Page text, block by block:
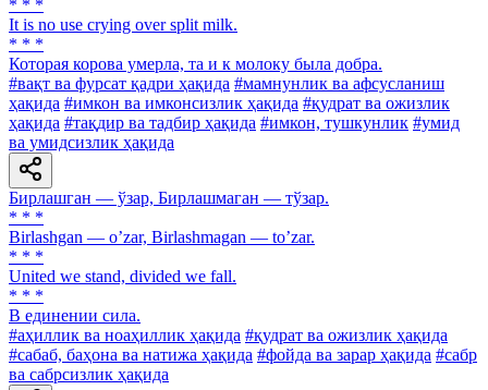
* * *
It is no use сrying over split milk.
* * *
Которая корова умерла, та и к молоку была добра.
#вақт ва фурсат қадри ҳақида #мамнунлик ва афсусланиш
ҳақида #имкон ва имконсизлик ҳақида #қудрат ва ожизлик
ҳақида #тақдир ва тадбир ҳақида #имкон, тушкунлик #умид
ва умидсизлик ҳақида
Бирлашган — ўзар, Бирлашмаган — тўзар.
* * *
Birlashgan — oʼzar, Birlashmagan — toʼzar.
* * *
United we stand, divided we fall.
* * *
В единении сила.
#аҳиллик ва ноаҳиллик ҳақида #қудрат ва ожизлик ҳақида
#сабаб, баҳона ва натижа ҳақида #фойда ва зарар ҳақида #сабр
ва сабрсизлик ҳақида